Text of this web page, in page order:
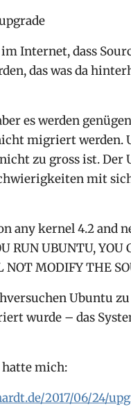
Internet, dass
das was da
es werden
migriert werden.
zu gross ist.
mit
any kernel 4.2 and
RUN UBUNTU, YOU
MODIFY THE
Ubuntu
wurde – das
hatte mich:
2017/06/24/